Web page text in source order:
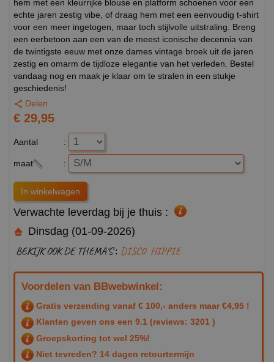
hem met een kleurrijke blouse en platform schoenen voor een
echte jaren zestig vibe, of draag hem met een eenvoudig t-shirt
voor een meer ingetogen, maar toch stijlvolle uitstraling. Breng
een eerbetoon aan een van de meest iconische decennia van
de twintigste eeuw met onze dames vintage broek uit de jaren
zestig en omarm de tijdloze elegantie van het verleden. Bestel
vandaag nog en maak je klaar om te stralen in een stukje
geschiedenis!
Delen
€ 29,95
Aantal :
maat :
Verwachte leverdag bij je thuis :
Dinsdag (01-09-2026)
BEKIJK OOK DE THEMA'S : DISCO HIPPIE
Voordelen van BBwebwinkel:
Gratis verzending vanaf € 100,- anders maar €4,95 !
Klanten geven ons een 9.1 (reviews: 3201 )
Groepskorting tot wel 25%!
Niet tevreden? 14 dagen retourtermijn